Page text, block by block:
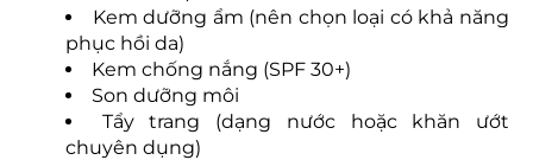
Kem dưỡng ẩm (nên chọn loại có khả năng
phục hồi da)
Kem chống nắng (SPF 30+)
Son dưỡng môi
Tẩy trang (dạng nước hoặc khăn ướt
chuyên dụng)